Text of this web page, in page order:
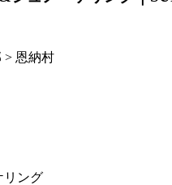
> 恩納村
リング